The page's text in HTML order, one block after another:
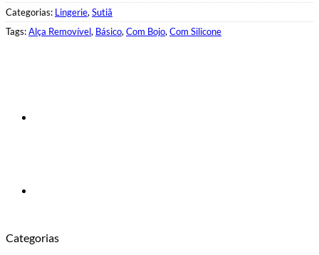
Categorias: Lingerie,Sutiã
Tags:Alça Removível, Básico,Com Bojo,Com Silicone
Categorias